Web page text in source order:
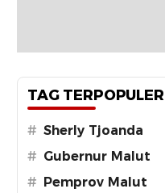
TAG TERPOPULER
# Sherly Tjoanda
# Gubernur Malut
#
Pemprov Malut